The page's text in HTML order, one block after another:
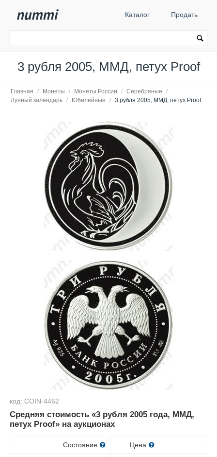
Каталог Продать
3 рубля 2005, ММД, петух Proof
Главная / Монеты / Монеты России / Серебряные
/
Лунный календарь / Юбилейные / 3 рубля 2005, ММД, петух Proof
код: COIN-4462
Средняя стоимость «3 рубля 2005 года, ММД,
петух Proof» на аукционах
Состояние Цена